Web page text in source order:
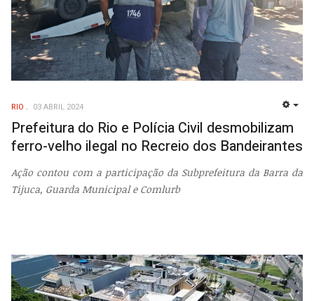
RIO 03 ABRIL 2024
Prefeitura do Rio e Polícia Civil desmobilizam
ferro-velho ilegal no Recreio dos Bandeirantes
Ação contou com a participação da Subprefeitura da Barra da
Tijuca, Guarda Municipal e Comlurb